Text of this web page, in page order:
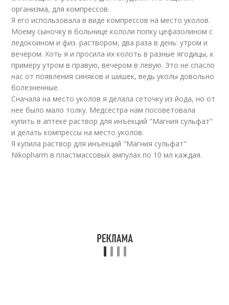
организма, для компрессов.
Я его использовала в виде компрессов на место уколов.
Моему сыночку в больнице кололи попку цефазолином с
ледокоином и физ. раствором, два раза в день: утром и
вечером. Хоть я и просила их колоть в разные ягодицы, к
примеру утром в правую, вечером в левую. Это не спасло
нас от появления синяков и шишек, ведь уколы довольно
болезненные.
Сначала на место уколов я делала сеточку из йода, но от
нее было мало толку. Медсестра нам посоветовала
купить в аптеке раствор для инъекций "Магния сульфат"
и делать компрессы на место уколов.
Я купила раствор для инъекций "Магния сульфат"
Nikopharm в пластмассовых ампулах по 10 мл каждая.